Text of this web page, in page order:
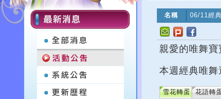
名稱 06/11經
親愛的唯舞
本週經典唯
雪花轉蛋 花語轉